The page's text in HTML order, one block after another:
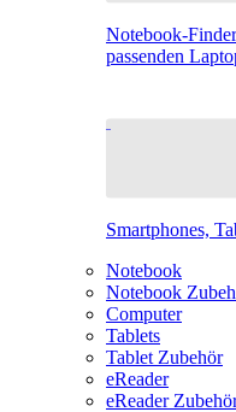
Notebook-
passenden
Smartphones,
Notebook
Notebook
Computer
Tablets
Tablet Zubehör
eReader
eReader